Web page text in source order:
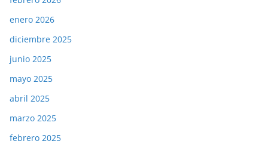
enero 2026
diciembre 2025
junio 2025
mayo 2025
abril 2025
marzo 2025
febrero 2025